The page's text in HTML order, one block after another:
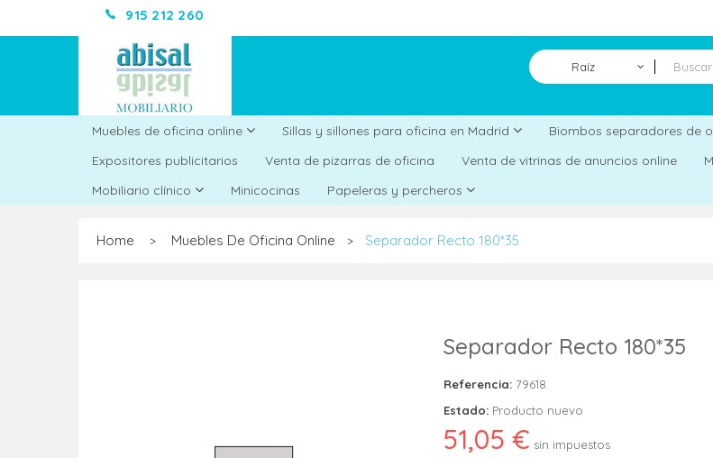
915 212 260
Raíz
Muebles de oficina online Sillas y sillones para oficina en Madrid Biombos separadores de
Expositores publicitarios
Venta de pizarras de oficina Venta de vitrinas de anuncios online
Mobiliario clínico
Minicocinas Papeleras y percheros
Home > Muebles De Oficina Online > Separador Recto 180*35
Separador Recto 180*35
Referencia: 79618
Estado: Producto nuevo
51,05 € sin impuestos